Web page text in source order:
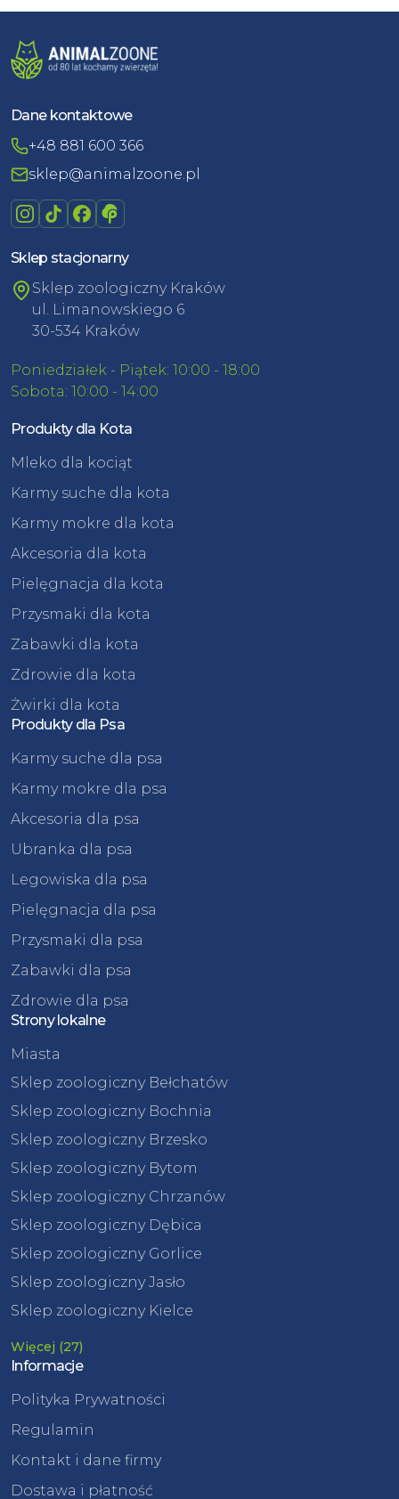
Dane kontaktowe
+48 881 600 366
sklep@animalzoone.pl
Sklep stacjonarny
Sklep zoologiczny Kraków
ul. Limanowskiego 6
30-534 Kraków
Poniedziałek - Piątek: 10:00 - 18:00
Sobota: 10:00 - 14:00
Produkty dla Kota
Mleko dla kociąt
Karmy suche dla kota
Karmy mokre dla kota
Akcesoria dla kota
Pielęgnacja dla kota
Przysmaki dla kota
Zabawki dla kota
Zdrowie dla kota
Żwirki dla kota
Produkty dla Psa
Karmy suche dla psa
Karmy mokre dla psa
Akcesoria dla psa
Ubranka dla psa
Legowiska dla psa
Pielęgnacja dla psa
Przysmaki dla psa
Zabawki dla psa
Zdrowie dla psa
Strony lokalne
Miasta
Sklep zoologiczny Bełchatów
Sklep zoologiczny Bochnia
Sklep zoologiczny Brzesko
Sklep zoologiczny Bytom
Sklep zoologiczny Chrzanów
Sklep zoologiczny Dębica
Sklep zoologiczny Gorlice
Sklep zoologiczny Jasło
Sklep zoologiczny Kielce
Więcej (27)
Informacje
Polityka Prywatności
Regulamin
Kontakt i dane firmy
Dostawa i płatność